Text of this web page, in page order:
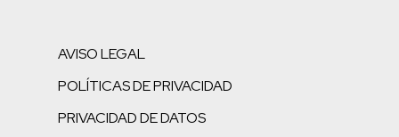
AVISO LEGAL
POLÍTICAS DE PRIVACIDAD
PRIVACIDAD DE DATOS